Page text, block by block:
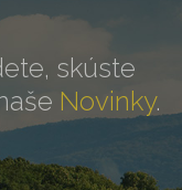
skúste
Novinky.